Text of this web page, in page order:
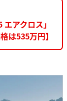
アクロス」
は535万円】